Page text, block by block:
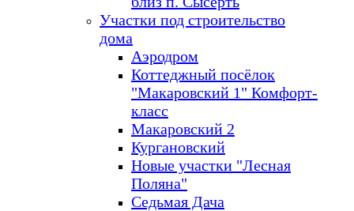
Участки под строительство
дома
Аэродром
Коттеджный посёлок
"Макаровский 1" Комфорт-
класс
Макаровский 2
Кургановский
Новые участки "Лесная
Поляна"
Седьмая Дача